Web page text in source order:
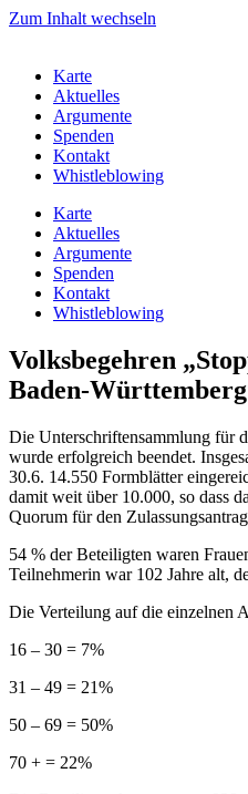
Zum Inhalt wechseln
Karte
Aktuelles
Argumente
Spenden
Kontakt
Whistleblowing
Karte
Aktuelles
Argumente
Spenden
Kontakt
Whistleblowing
Volksbegehren
Baden-
Die Unterschriftensammlung für
wurde erfolgreich beendet.
30.6. 14.550 Formblätter
damit weit über 10.000, so dass
Quorum für den
54 % der Beteiligten waren
Teilnehmerin war 102 Jahre alt,
Die Verteilung auf die einzelnen
16 – 30 = 7%
31 – 49 = 21%
50 – 69 = 50%
70 + = 22%